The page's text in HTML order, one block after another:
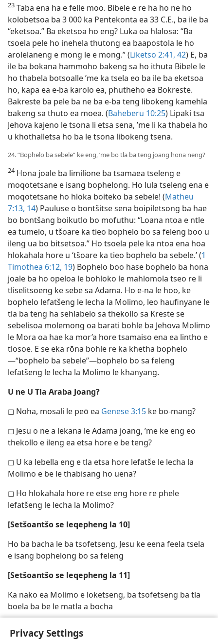
Privacy Settings
23 Taba ena ha e felle moo. Bibele e re ha ho ne ho
kolobetsoa ba 3 000 ka Pentekonta ea 33 C.E., ba ile ba
“eketsoa.” Ba eketsoa ho eng? Luka oa hlalosa: “Ba
tsoela pele ho inehela thutong ea baapostola le ho
arolelaneng e mong le e mong.” (Liketso 2:41, 42) E, ba
ile ba bokana hammoho bakeng sa ho ithuta Bibele le
ho thabela botsoalle ’me ka tsela eo ba ile ba eketsoa
ho, kapa ea e-ba karolo ea, phutheho ea Bokreste.
Bakreste ba pele ba ne ba e-ba teng libokeng kamehla
bakeng sa thuto ea moea. (Baheberu 10:25) Lipaki tsa
Jehova kajeno le tsona li etsa sena, ’me li ka thabela ho
u khothalletsa ho ba le tsona libokeng tsena.
24. “Bophelo ba sebele” ke eng, ’me bo tla ba teng joang hona neng?
24Hona joale ba limilione ba tsamaea tseleng e
moqotetsane e isang bophelong. Ho lula tseleng ena e
moqotetsane ho hloka boiteko ba sebele! (Matheu
7:13, 14) Pauluse o bontšitse sena boipiletsong ba hae
bo bontšang boikutlo bo mofuthu: “Loana ntoa e ntle
ea tumelo, u tšoare ka tieo bophelo bo sa feleng boo u
ileng ua bo bitsetsoa.” Ho tsoela pele ka ntoa ena hoa
hlokahala hore u ‘tšoare ka tieo bophelo ba sebele.’ (1
Timothea 6:12, 19) Bophelo boo hase bophelo ba hona
joale ba ho opeloa le bohloko le mahlomola tseo re li
tliselitsoeng ke sebe sa Adama. Ho e-na le hoo, ke
bophelo lefatšeng le lecha la Molimo, leo haufinyane le
tla ba teng ha sehlabelo sa thekollo sa Kreste se
sebelisoa molemong oa barati bohle ba Jehova Molimo
le Mora oa hae ka mor’a hore tsamaiso ena ea lintho e
tlosoe. E se eka rōna bohle re ka khetha bophelo
—“bophelo ba sebele”—bophelo bo sa feleng
lefatšeng le lecha la Molimo le khanyang.
U ne U Tla Araba Joang?
◻ Noha, mosali le peō ea Genese 3:15 ke bo-mang?
◻ Jesu o ne a lekana le Adama joang, ’me ke eng eo
thekollo e ileng ea etsa hore e be teng?
◻ U ka lebella eng e tla etsa hore lefatše le lecha la
Molimo e be le thabisang ho uena?
◻ Ho hlokahala hore re etse eng hore re phele
lefatšeng le lecha la Molimo?
[Setšoantšo se leqepheng la 10]
Ho ba bacha le ba tsofetseng, Jesu ke eena feela tsela
e isang bophelong bo sa feleng
[Setšoantšo se leqepheng la 11]
Ka nako ea Molimo e loketseng, ba tsofetseng ba tla
boela ba be le matla a bocha